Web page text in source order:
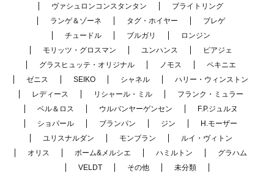
ヴァシュロンコンスタンタン
ブライトリング
ランゲ＆ゾーネ
タグ・ホイヤー
ブレゲ
チュードル
ブルガリ
ロンジン
モリッツ・グロスマン
ユンハンス
ピアジェ
グラスヒュッテ・オリジナル
ノモス
ペキニエ
ゼニス
SEIKO シャネル
ハリー・ウィンストン
レディース
リシャール・ミル
フランク・ミュラー
ベル＆ロス
ウルバンヤーゲンセン
F.P.ジュルヌ
ショパール
ブランパン ジン
H.モーザー
ユリスナルダン
モンブラン
ルイ・ヴィトン
オリス
ボーム&メルシエ ハミルトン
グラハム
VELDT
その他 未分類